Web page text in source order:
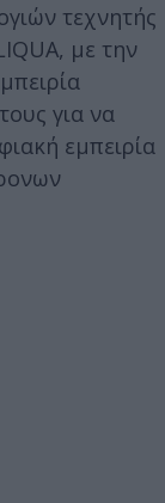
τεχνητής
με την
για να
εμπειρία